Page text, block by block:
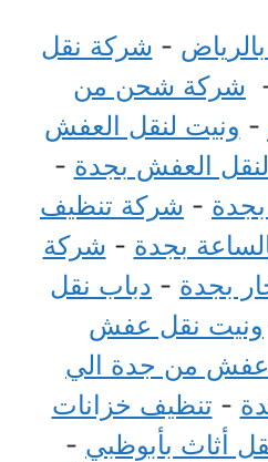
- شركة نقل
شركة شحن من
- ونيت لنقل العفش
العفش بجدة -
- شركة تنظيف
بجدة - شركة
بجدة - دباب نقل
ونيت نقل عفش
عفش من جدة الي
- تنظيف خزانات
أثاث بأبوظبي -